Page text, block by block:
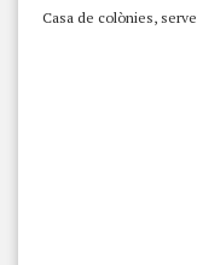
Casa de colònies,